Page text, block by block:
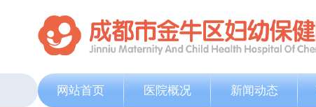
网站首页 医院概况 新闻动态